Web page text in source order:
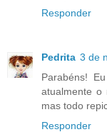
Responder
Pedrita 3 de
Parabéns!
atualmente o
mas todo
Responder